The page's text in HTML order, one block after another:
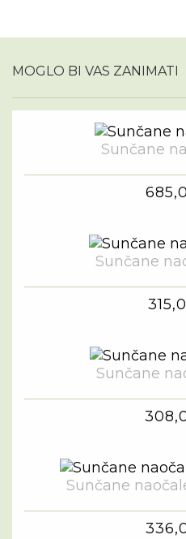
MOGLO BI VAS ZANIMATI
Sunčane
Sunčane
Sunčane
Sunčane